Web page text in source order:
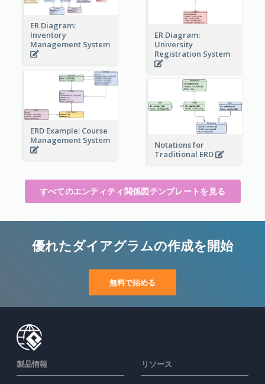
ER Diagram:
Inventory
Management System
ER Diagram:
University
Registration System
ERD Example: Course
Management System
Notations for
Traditional ERD
すべてのエンティティ関係図テンプレートを見る
優れたダイアグラムの作成を開始
無料で始める
製品情報 リソース